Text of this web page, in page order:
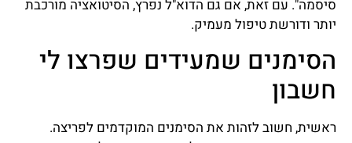
סיסמה". עם זאת, אם גם הדוא"ל נפרץ, הסיטואציה מורכבת
יותר ודורשת טיפול מעמיק.
הסימנים שמעידים שפרצו לי
חשבון
ראשית, חשוב לזהות את הסימנים המוקדמים לפריצה.